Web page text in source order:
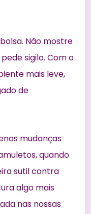
Não mostre
sigilo. Com o
mais leve,
de
mudanças
quando
sutil contra
algo mais
nas nossas